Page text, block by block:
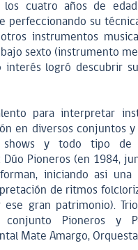
los cuatro años de
perfeccionando su
instrumentos
sexto (instrumento
logró descubrir
para interpretar
en diversos conjuntos y
shows y todo tipo de
Dúo Pioneros (en 1984,
iniciando asi una
de ritmos
gran patrimonio).
conjunto Pioneros y
Mate Amargo,